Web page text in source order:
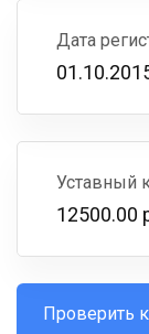
Дата
Уставный
12500.00
Проверить